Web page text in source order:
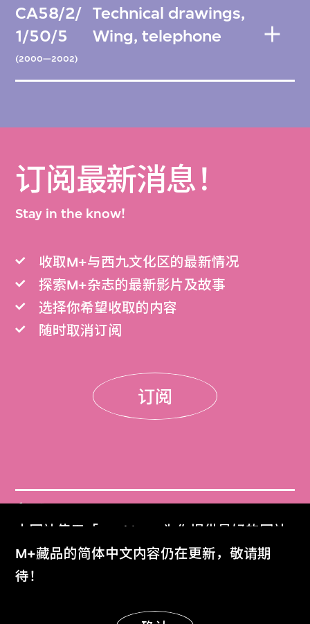
本网站使用「Cookies」为你提供最好的网站
体验。
了解更多
M+藏品的简体中文内容仍在更新，敬请期
待！
CA58/2/
1/50/5
(2000—2002)
Technical drawings,
Wing, telephone
订阅最新消息！
Stay in the know!
收取M+与西九文化区的最新情况
探索M+杂志的最新影片及故事
选择你希望收取的内容
随时取消订阅
订阅
门票
Get Tickets